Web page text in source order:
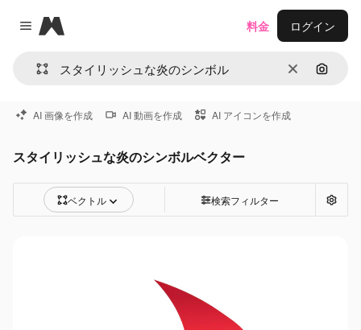
Close menu
Magnific
消去 画像で
料金 ログイン
AI 画像を作成 AI 動画を作成 AI アイコンを作成
スタイリッシュな炎のシンボルベクター
ベクトル 検索フィルター